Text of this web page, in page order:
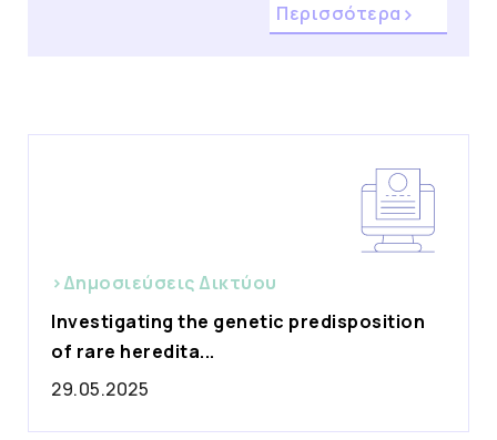
Περισσότερα
>Δημοσιεύσεις Δικτύου
Investigating the genetic predisposition
of rare heredita...
29.05.2025